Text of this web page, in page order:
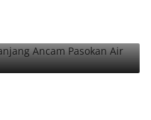
Ancam Pasokan Air